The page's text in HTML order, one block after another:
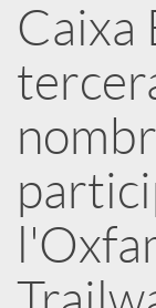
b
l
i
c
Caixa